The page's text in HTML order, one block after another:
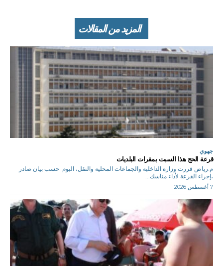
المزيد من المقالات
جهوي
قرعة الحج هذا السبت بمقرات البلديات
م.رياض قررت وزارة الداخلية والجماعات المحلية والنقل، اليوم حسب بيان صادر
،إجراء القرعة لأداء مناسك...
7 أغسطس 2026